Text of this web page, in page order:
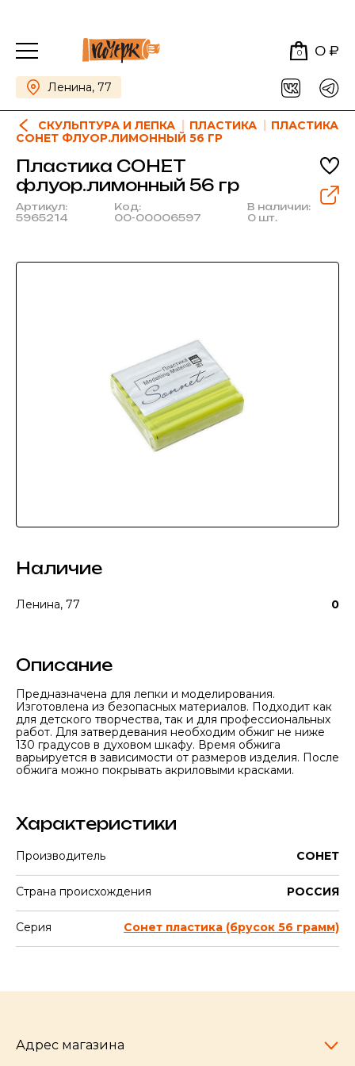
0 0 ₽
Ленина, 77
СКУЛЬПТУРА И ЛЕПКА ПЛАСТИКА
ПЛАСТИКА
СОНЕТ ФЛУОР.ЛИМОННЫЙ 56 ГР
Пластика СОНЕТ
флуор.лимонный 56 гр
Артикул:
5965214
Код:
00-00006597
В наличии:
0 шт.
Наличие
Ленина, 77 0
Описание
Предназначена для лепки и моделирования.
Изготовлена из безопасных материалов. Подходит как
для детского творчества, так и для профессиональных
работ. Для затвердевания необходим обжиг не ниже
130 градусов в духовом шкафу. Время обжига
варьируется в зависимости от размеров изделия. После
обжига можно покрывать акриловыми красками.
Характеристики
Производитель СОНЕТ
Страна происхождения РОССИЯ
Серия Сонет пластика (брусок 56 грамм)
Адрес магазина